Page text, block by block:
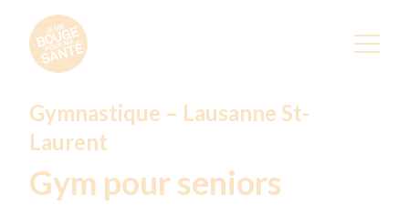
Gymnastique – Lausanne St-
Laurent
Gym pour seniors